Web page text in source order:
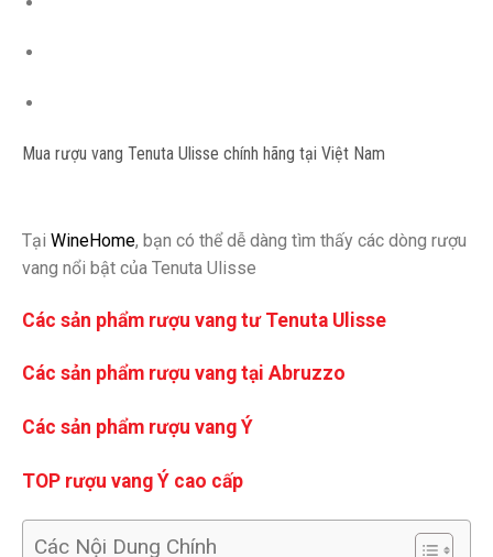
Mua rượu vang Tenuta Ulisse chính hãng tại Việt Nam
Tại WineHome, bạn có thể dễ dàng tìm thấy các dòng rượu
vang nổi bật của Tenuta Ulisse
Các sản phẩm rượu vang tư Tenuta Ulisse
Các sản phẩm rượu vang tại Abruzzo
Các sản phẩm rượu vang Ý
TOP rượu vang Ý cao cấp
Các Nội Dung Chính